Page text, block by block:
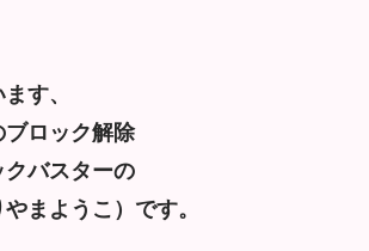
す、
ブロック解除
バスターの
やまようこ）です。